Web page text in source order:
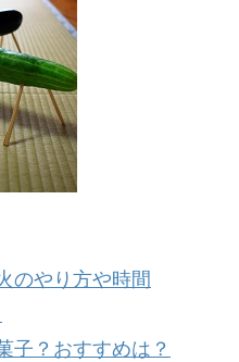
のやり方や時間
子？おすすめは？